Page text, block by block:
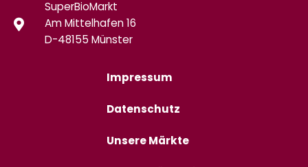
SuperBioMarkt
Am Mittelhafen 16
D-48155 Münster
Impressum
Datenschutz
Unsere Märkte